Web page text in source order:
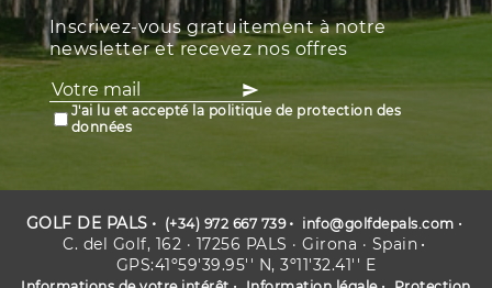
Inscrivez-vous gratuitement à notre
newsletter et recevez nos offres
J'ai lu et accepté la politique de protection des
données
GOLF DE PALS (+34) 972 667 739 info@golfdepals.com
C. del Golf, 162 · 17256 PALS · Girona · Spain
GPS:41º59'39.95'' N, 3º11'32.41'' E